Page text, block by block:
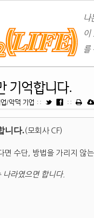
나
이
를
기억합니다.
/악덕 기업 :: ::
니다.(모회사 CF)
면 수단, 방법을 가리지 않
나라였으면 합니다.